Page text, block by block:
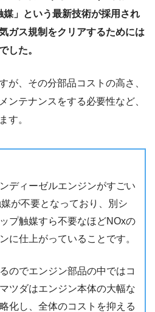
」という最新技術が採用され
ガス規制をクリアするためには
した。
が、その分部品コストの高さ、
ンテナンスをする必要性など、
す。
ディーゼルエンジンがすごい
が不要となっており、別シ
プ触媒すら不要なほどNOxの
に仕上がっていることです。
のでエンジン部品の中ではコ
ツダはエンジン本体の大幅な
化し、全体のコストを抑える